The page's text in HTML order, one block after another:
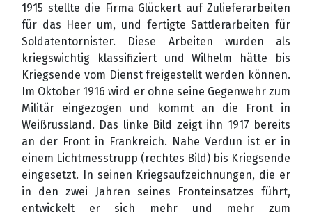
1915 stellte die Firma Glückert auf Zulieferarbeiten
für das Heer um, und fertigte Sattlerarbeiten für
Soldatentornister. Diese Arbeiten wurden als
kriegswichtig klassifiziert und Wilhelm hätte bis
Kriegsende vom Dienst freigestellt werden können.
Im Oktober 1916 wird er ohne seine Gegenwehr zum
Militär eingezogen und kommt an die Front in
Weißrussland. Das linke Bild zeigt ihn 1917 bereits
an der Front in Frankreich. Nahe Verdun ist er in
einem Lichtmesstrupp (rechtes Bild) bis Kriegsende
eingesetzt. In seinen Kriegsaufzeichnungen, die er
in den zwei Jahren seines Fronteinsatzes führt,
entwickelt er sich mehr und mehr zum